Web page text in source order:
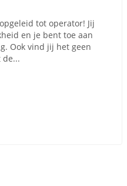
tot operator! Jij
en je bent toe aan
Ook vind jij het geen